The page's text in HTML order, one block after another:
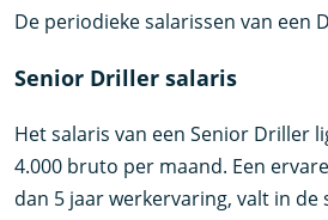
De periodieke salarissen van een
Senior Driller salaris
Het salaris van een Senior Driller
4.000 bruto per maand. Een
dan 5 jaar werkervaring, valt in de